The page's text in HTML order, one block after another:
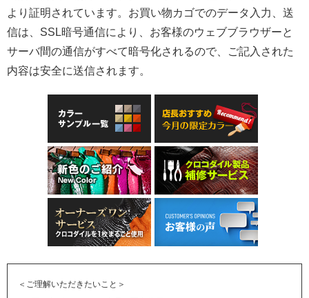
より証明されています。お買い物カゴでのデータ入力、送
信は、SSL暗号通信により、お客様のウェブブラウザーと
サーバ間の通信がすべて暗号化されるので、ご記入された
内容は安全に送信されます。
＜ご理解いただきたいこと＞